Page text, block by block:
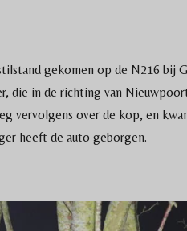
gekomen op de N216 bij
die in de richting van
vervolgens over de kop, en
heeft de auto geborgen.